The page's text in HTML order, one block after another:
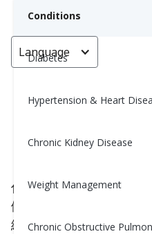
Conditions
Diabetes
Hypertension & Heart
Chronic Kidney Disease
Weight Management
Chronic Obstructive
Language
如何解讀您
Nina
你是否曾經檢查血糖，卻
做？你是否每天在相同
終不同？經過多年的研究